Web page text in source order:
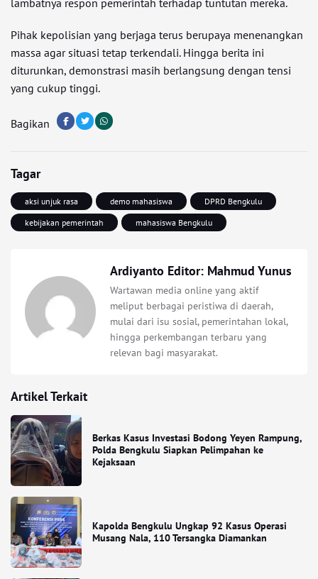
Pihak kepolisian yang berjaga terus berupaya menenangkan
massa agar situasi tetap terkendali. Hingga berita ini
diturunkan, demonstrasi masih berlangsung dengan tensi
yang cukup tinggi.
Bagikan
Tagar
aksi unjuk rasa demo mahasiswa
DPRD Bengkulu
kebijakan pemerintah
mahasiswa Bengkulu
Ardiyanto Editor: Mahmud Yunus
Wartawan media online yang aktif
meliput berbagai peristiwa di daerah,
mulai dari isu sosial, pemerintahan lokal,
hingga perkembangan terbaru yang
relevan bagi masyarakat.
Artikel Terkait
Berkas Kasus Investasi Bodong Yeyen Rampung,
Polda Bengkulu Siapkan Pelimpahan ke
Kejaksaan
Kapolda Bengkulu Ungkap 92 Kasus Operasi
Musang Nala, 110 Tersangka Diamankan